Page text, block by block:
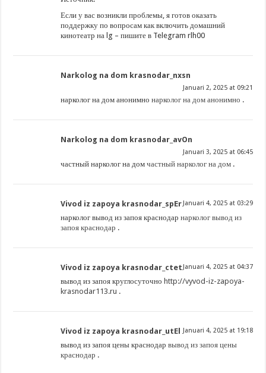
Если у вас возникли проблемы, я готов оказать
поддержку по вопросам как включить домашний
кинотеатр на lg – пишите в Telegram rlh00
Narkolog na dom krasnodar_nxsn
Januari 2, 2025 at 09:21
нарколог на дом анонимнонарколог на дом анонимно .
Narkolog na dom krasnodar_avOn
Januari 3, 2025 at 06:45
частный нарколог на домчастный нарколог на дом .
Vivod iz zapoya krasnodar_spEr Januari 4, 2025 at 03:29
нарколог вывод из запоя краснодарнарколог вывод из
запоя краснодар .
Vivod iz zapoya krasnodar_ctetJanuari 4, 2025 at 04:37
вывод из запоя круглосуточно http://vyvod-iz-zapoya-
krasnodar113.ru .
Vivod iz zapoya krasnodar_utEl Januari 4, 2025 at 19:18
вывод из запоя цены краснодарвывод из запоя цены
краснодар .